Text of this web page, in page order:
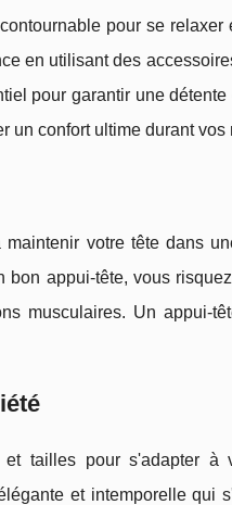
pour se relaxer
en utilisant des
pour garantir une
un confort ultime durant vos
votre tête dans
appui-tête, vous
musculaires. Un appui-
et tailles pour s'adapter
et intemporelle qui